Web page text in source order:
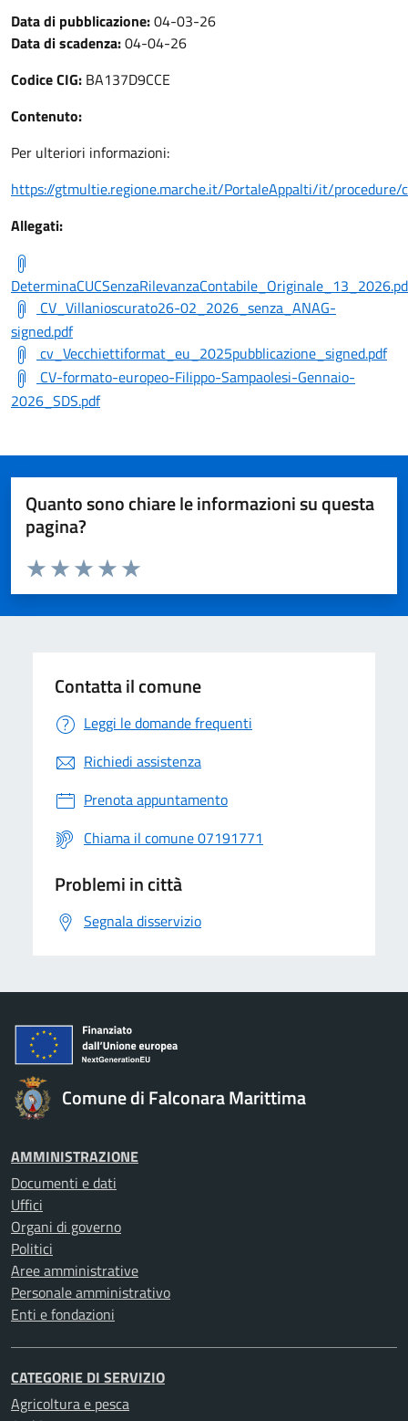
Data di pubblicazione:04-03-26
Data di scadenza:04-04-26
Codice CIG: BA137D9CCE
Contenuto:
Per ulteriori informazioni:
https://gtmultie.regione.marche.it/PortaleAppalti/it/procedure/
Allegati:
CV_Villanioscurato26-02_2026_senza_ANAG-
signed.pdf
cv_Vecchiettiformat_eu_2025pubblicazione_signed.pdf
CV-formato-europeo-Filippo-Sampaolesi-Gennaio-
2026_SDS.pdf
Quanto sono chiare le informazioni su questa
pagina?
Valuta da 1 a 5 stelle la pagina
Valuta 5 stelle su 5
Valuta 4 stelle su 5
Valuta 3 stelle su 5
Valuta 2 stelle su 5
Valuta 1 stelle su 5
Contatta il comune
Leggi le domande frequenti
Richiedi assistenza
Prenota appuntamento
Chiama il comune 07191771
Problemi in città
Segnala disservizio
Comune di Falconara Marittima
AMMINISTRAZIONE
Documenti e dati
Uffici
Organi di governo
Politici
Aree amministrative
Personale amministrativo
Enti e fondazioni
CATEGORIE DI SERVIZIO
Agricoltura e pesca